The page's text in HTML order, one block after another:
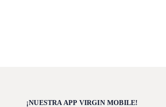
¡NUESTRA APP VIRGIN MOBILE!